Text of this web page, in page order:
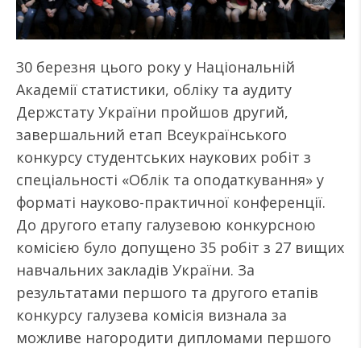
30 березня цього року у Національній
Академії статистики, обліку та аудиту
Держстату України пройшов другий,
завершальний етап Всеукраїнського
конкурсу студентських наукових робіт з
спеціальності «Облік та оподаткування» у
форматі науково-практичної конференції.
До другого етапу галузевою конкурсною
комісією було допущено 35 робіт з 27 вищих
навчальних закладів України. За
результатами першого та другого етапів
конкурсу галузева комісія визнала за
можливе нагородити дипломами першого